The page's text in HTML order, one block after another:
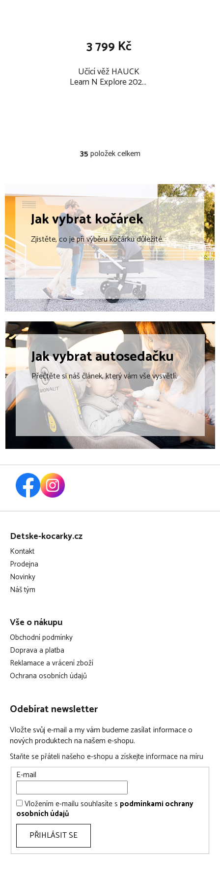
Učící věž HAUCK
Learn N Explore 2026,
3 799 Kč
O
a
c
í
p
r
v
k
y
v
ý
p
i
u
35položek celkem
Jak vybratkočárek
Zjistěte, co je při výběru kočárku důležité.
Jak vybratautosedačku
Přečtěte si náš článek, který vám vše vysvětlí.
Z
Detske-kocarky.cz
Kontakt
Prodejna
Novinky
Náš tým
Vše o nákupu
Obchodní podmínky
Doprava a platba
Reklamace a vrácení zboží
Ochrana osobních údajů
Odebírat newsletter
Vložte svůj e-mail a my vám budeme zasílat informace o
nových produktech na našem e-shopu.
Staňte se přáteli našeho e-shopu a získejte informace na míru
E-mail
Vložením e-mailu souhlasíte s podmínkami ochrany
osobních údajů
PŘIHLÁSIT SE